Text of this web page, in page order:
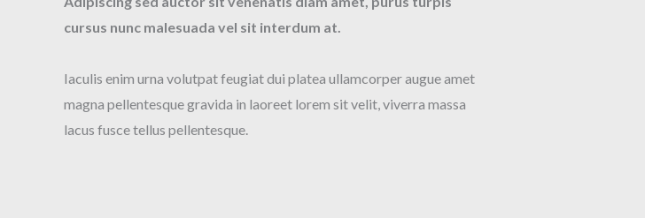
cursus nunc malesuada vel sit interdum at.
Iaculis enim urna volutpat feugiat dui platea ullamcorper augue amet
magna pellentesque gravida in laoreet lorem sit velit, viverra massa
lacus fusce tellus pellentesque.